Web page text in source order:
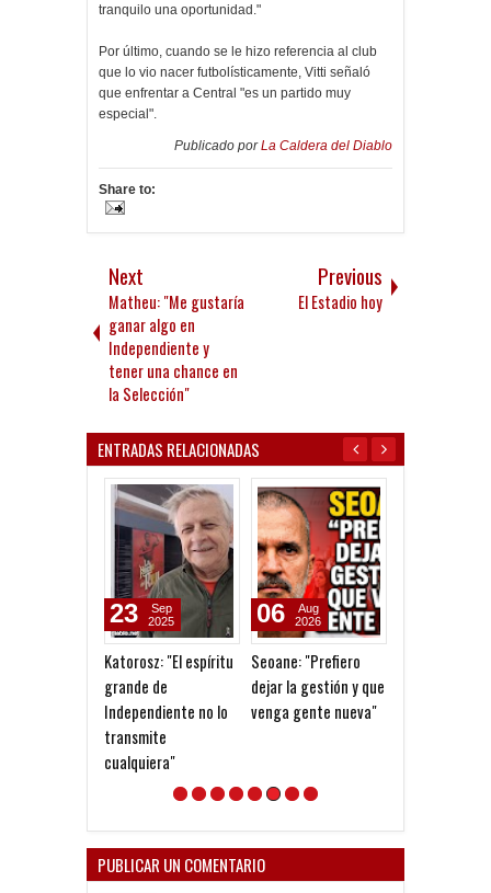
tranquilo una oportunidad."
Por último, cuando se le hizo referencia al club
que lo vio nacer futbolísticamente, Vitti señaló
que enfrentar a Central "es un partido muy
especial".
Publicado porLa Caldera del Diablo
Share to:
Next
Matheu: "Me gustaría
ganar algo en
Independiente y
tener una chance en
la Selección"
Previous
El Estadio hoy
ENTRADAS RELACIONADAS
Katorosz: "El espíritu
grande de
Independiente no lo
transmite
cualquiera"
23
Sep
2025
Seoane: "Prefiero
dejar la gestión y que
venga gente nueva"
06
Aug
2026
PUBLICAR UN COMENTARIO